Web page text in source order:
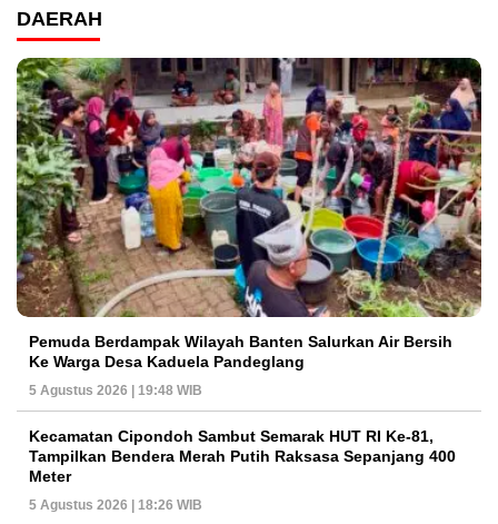
DAERAH
Pemuda Berdampak Wilayah Banten Salurkan Air Bersih
Ke Warga Desa Kaduela Pandeglang
5 Agustus 2026 | 19:48 WIB
Kecamatan Cipondoh Sambut Semarak HUT RI Ke-81,
Tampilkan Bendera Merah Putih Raksasa Sepanjang 400
Meter
5 Agustus 2026 | 18:26 WIB